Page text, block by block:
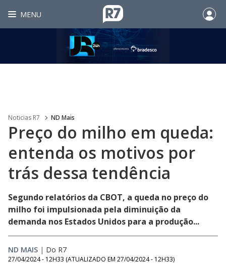
MENU
Noticias R7 ND Mais
Preço do milho em queda:
entenda os motivos por
trás dessa tendência
Segundo relatórios da CBOT, a queda no preço do
milho foi impulsionada pela diminuição da
demanda nos Estados Unidos para a produção...
ND MAIS | Do R7
27/04/2024 - 12H33 (ATUALIZADO EM 27/04/2024 - 12H33)